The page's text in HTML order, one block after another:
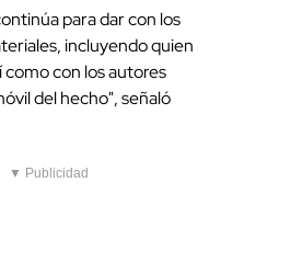
para dar con los
incluyendo quien
como con los autores
del hecho", señaló
▼ Publicidad